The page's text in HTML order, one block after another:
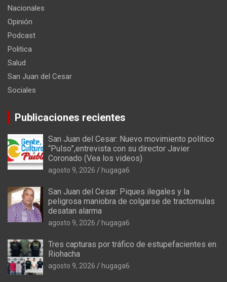
Nacionales
Opinión
Podcast
Politica
Salud
San Juan del Cesar
Sociales
Publicaciones recientes
San Juan del Cesar: Nuevo movimiento politico
“Pulso”,entrevista con su director Javier
Coronado (Vea los videos)
agosto 9, 2026 hugaga6
San Juan del Cesar: Piques ilegales y la
peligrosa maniobra de colgarse de tractomulas
desatan alarma
agosto 9, 2026 hugaga6
Tres capturas por tráfico de estupefacientes en
Riohacha
agosto 9, 2026 hugaga6